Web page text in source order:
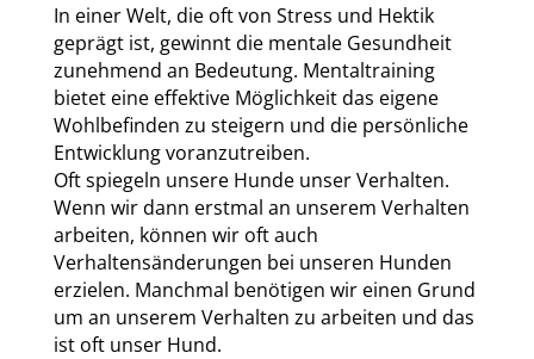
In einer Welt, die oft von Stress und Hektik
geprägt ist, gewinnt die mentale Gesundheit
zunehmend an Bedeutung. Mentaltraining
bietet eine effektive Möglichkeit das eigene
Wohlbefinden zu steigern und die persönliche
Entwicklung voranzutreiben.
Oft spiegeln unsere Hunde unser Verhalten.
Wenn wir dann erstmal an unserem Verhalten
arbeiten, können wir oft auch
Verhaltensänderungen bei unseren Hunden
erzielen. Manchmal benötigen wir einen Grund
um an unserem Verhalten zu arbeiten und das
ist oft unser Hund.